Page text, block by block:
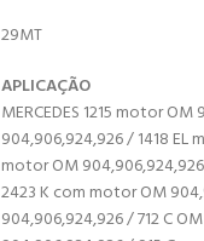
29MT
APLICAÇÃO
MERCEDES 1215 motor
904,906,924,926 / 1418 EL
motor OM
2423 K com motor OM
904,906,924,926 / 712 C